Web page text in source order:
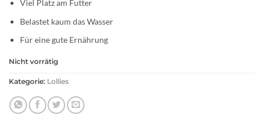
Viel Platz am Futter
Belastet kaum das Wasser
Für eine gute Ernährung
Nicht vorrätig
Kategorie: Lollies